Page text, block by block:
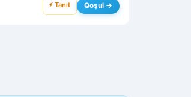
⚡ Tanıt Qoşul →